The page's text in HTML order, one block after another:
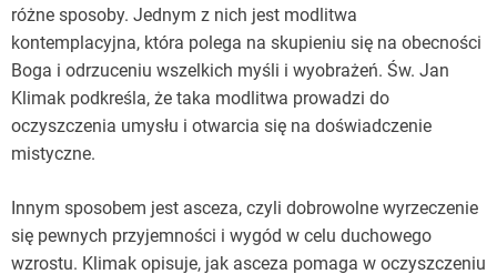
różne sposoby. Jednym z nich jest modlitwa
kontemplacyjna, która polega na skupieniu się na obecności
Boga i odrzuceniu wszelkich myśli i wyobrażeń. Św. Jan
Klimak podkreśla, że taka modlitwa prowadzi do
oczyszczenia umysłu i otwarcia się na doświadczenie
mistyczne.
Innym sposobem jest asceza, czyli dobrowolne wyrzeczenie
się pewnych przyjemności i wygód w celu duchowego
wzrostu. Klimak opisuje, jak asceza pomaga w oczyszczeniu